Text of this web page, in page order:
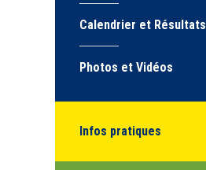
Calendrier et Résultats
Photos et Vidéos
Infos pratiques